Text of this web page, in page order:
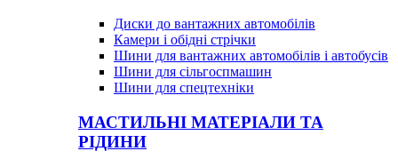
Диски до вантажних автомобілів
Камери і обідні стрічки
Шини для вантажних автомобілів і автобусів
Шини для сільгоспмашин
Шини для спецтехніки
МАСТИЛЬНІ МАТЕРІАЛИ ТА
РІДИНИ